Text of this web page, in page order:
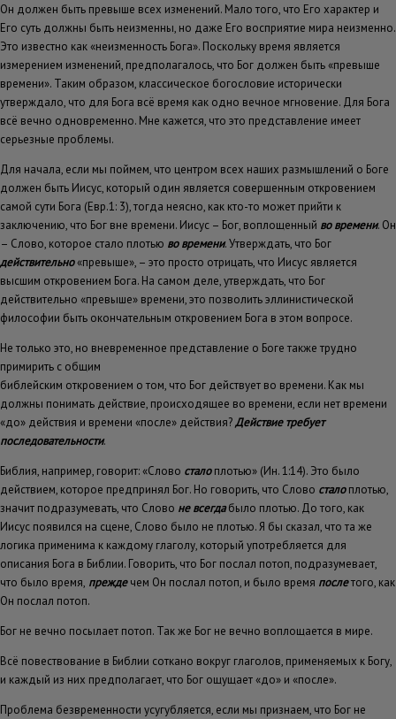
Он должен быть превыше всех изменений. Мало того, что Его характер и
Его суть должны быть неизменны, но даже Его восприятие мира неизменно.
Это известно как «неизменность Бога». Поскольку время является
измерением изменений, предполагалось, что Бог должен быть «превыше
времени». Таким образом, классическое богословие исторически
утверждало, что для Бога всё время как одно вечное мгновение. Для Бога
всё вечно одновременно. Мне кажется, что это представление имеет
серьезные проблемы.
Для начала, если мы поймем, что центром всех наших размышлений о Боге
должен быть Иисус, который один является совершенным откровением
самой сути Бога (Евр.1: 3), тогда неясно, как кто-то может прийти к
заключению, что Бог вне времени. Иисус – Бог, воплощенный во времени. Он
– Слово, которое стало плотью во времени. Утверждать, что Бог
действительно«превыше», – это просто отрицать, что Иисус является
высшим откровением Бога. На самом деле, утверждать, что Бог
действительно «превыше» времени, это позволить эллинистической
философии быть окончательным откровением Бога в этом вопросе.
Не только это, но вневременное представление о Боге также трудно
примирить с общим
библейским откровением о том, что Бог действует во времени. Как мы
должны понимать действие, происходящее во времени, если нет времени
«до» действия и времени «после» действия?Действие требует
последовательности.
Библия, например, говорит: «Слово сталоплотью» (Ин. 1:14). Это было
действием, которое предпринял Бог. Но говорить, что Слово сталоплотью,
значит подразумевать, что Слово не всегдабыло плотью. До того, как
Иисус появился на сцене, Слово было не плотью. Я бы сказал, что та же
логика применима к каждому глаголу, который употребляется для
описания Бога в Библии. Говорить, что Бог послал потоп, подразумевает,
что было время, преждечем Он послал потоп, и было время послетого, как
Он послал потоп.
Бог не вечно посылает потоп. Так же Бог не вечно воплощается в мире.
Всё повествование в Библии соткано вокруг глаголов, применяемых к Богу,
и каждый из них предполагает, что Бог ощущает «до» и «после».
Проблема безвременности усугубляется, если мы признаем, что Бог не